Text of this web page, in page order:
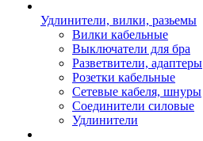
Удлинители, вилки, разьемы
Вилки кабельные
Выключатели для бра
Разветвители, адаптеры
Розетки кабельные
Сетевые кабеля, шнуры
Соединители силовые
Удлинители